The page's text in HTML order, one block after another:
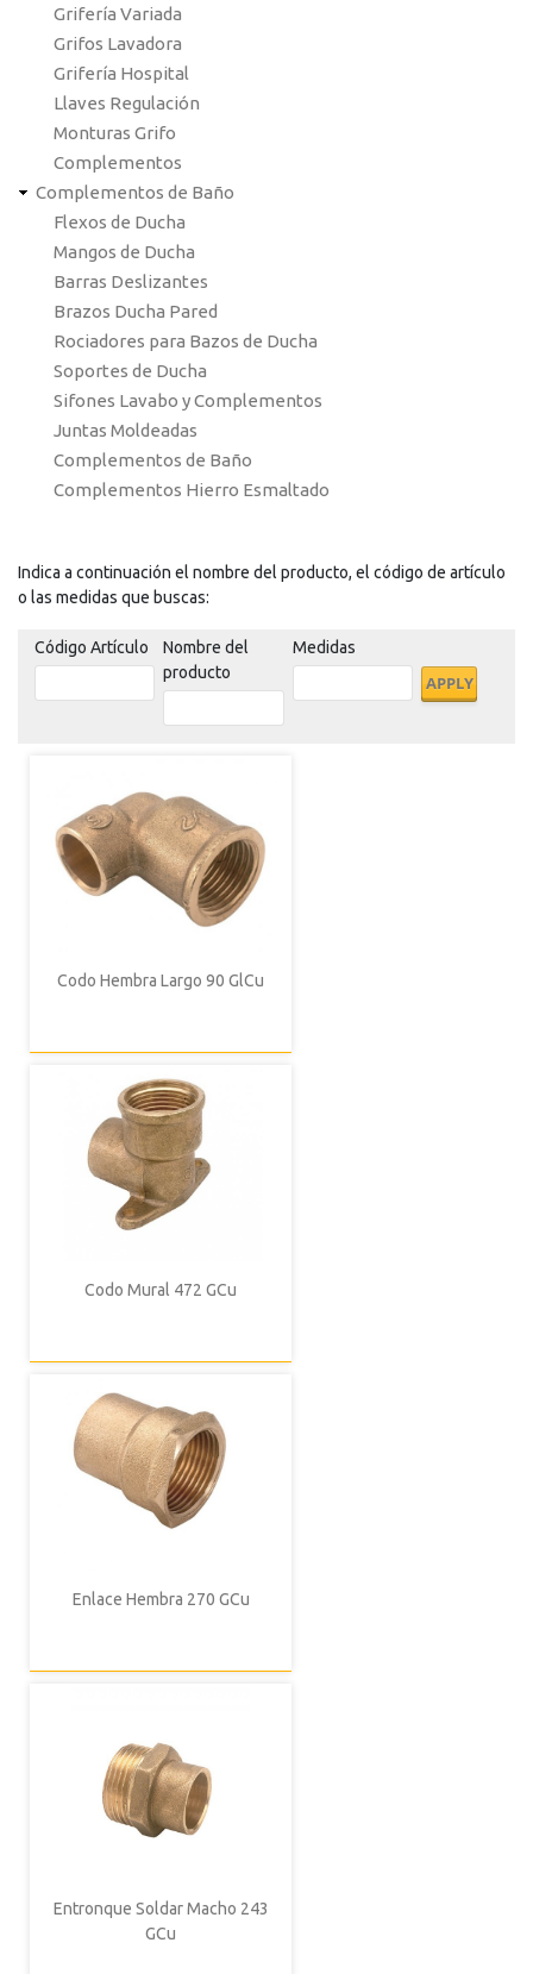
Grifería Variada
Grifos Lavadora
Grifería Hospital
Llaves Regulación
Monturas Grifo
Complementos
Complementos de Baño
Flexos de Ducha
Mangos de Ducha
Barras Deslizantes
Brazos Ducha Pared
Rociadores para Bazos de Ducha
Soportes de Ducha
Sifones Lavabo y Complementos
Juntas Moldeadas
Complementos de Baño
Complementos Hierro Esmaltado
Indica a continuación el nombre del producto, el código de artículo
o las medidas que buscas:
Código Artículo
Nombre del
producto
Medidas
Codo Hembra Largo 90 GlCu
Codo Mural 472 GCu
Enlace Hembra 270 GCu
Entronque Soldar Macho 243
GCu